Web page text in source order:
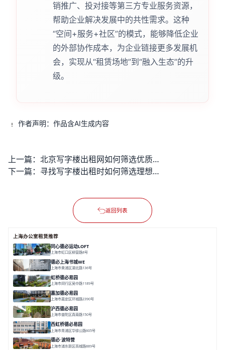
销推广、投对接等第三方专业服务资源，
帮助企业解决发展中的共性需求。这种
“空间+服务+社区”的模式，能够降低企业
的外部协作成本，为企业链接更多发展机
会，实现从“租赁场地”到“融入生态”的升
级。
作者声明：作品含AI生成内容
上一篇：
北京写字楼出租网如何筛选优质房源？
下一篇：
寻找写字楼出租时如何筛选理想位置？租赁后如何避免常见纠纷？
返回列表
上海办公室租赁推荐
同心德必运动LOFT
上海市虹口区柳营路8号
德必上海书城WE
上海市黄浦区湖北路136号
虹桥德必易园
上海市闵行区吴中路1189号
嘉加德必易园
上海市嘉定区环城路2390号
沪西德必易园
上海市普陀区真南路150号
西虹桥德必易园
上海市青浦区华徐公路605号
德必·波特营
上海市浦东新区商城路889号